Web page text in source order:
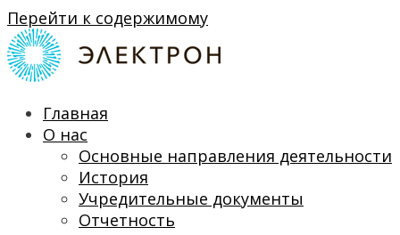
Перейти к содержимому
Главная
О нас
Основные направления деятельности
История
Учредительные документы
Отчетность